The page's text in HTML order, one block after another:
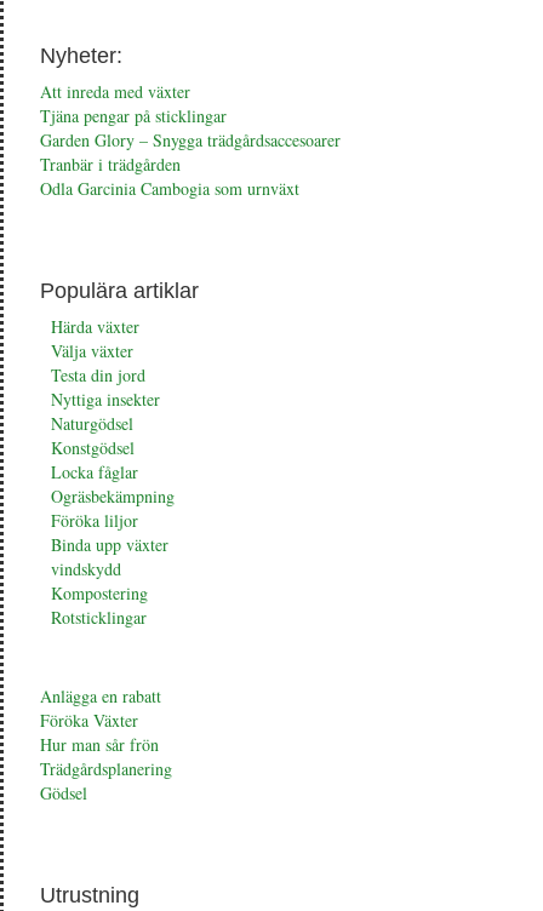
Nyheter:
Att inreda med växter
Tjäna pengar på sticklingar
Garden Glory – Snygga trädgårdsaccesoarer
Tranbär i trädgården
Odla Garcinia Cambogia som urnväxt
Populära artiklar
Härda växter
Välja växter
Testa din jord
Nyttiga insekter
Naturgödsel
Konstgödsel
Locka fåglar
Ogräsbekämpning
Föröka liljor
Binda upp växter
vindskydd
Kompostering
Rotsticklingar
Anlägga en rabatt
Föröka Växter
Hur man sår frön
Trädgårdsplanering
Gödsel
Utrustning